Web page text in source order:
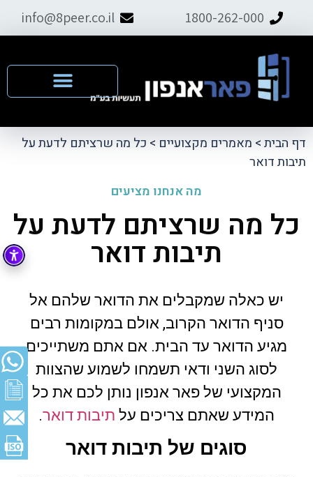
1800-262-000
info@8peer.co.il
דף הבית> מאמרים מקצועיים > כל מה שרציתם לדעת על
תיבות דואר
מה אנחנו מציעים
כל מה שרציתם לדעת על
תיבות דואר
יש כאלה שמקבלים את הדואר שלהם אל
סניף הדואר הקרוב, אולם במקומות רבים
מגיע הדואר עד הבית. אם אתם משתייכים
לסוג השני ודאי תשמחו לשמוע שהצוות
המקצועי של פאר אנפון נותן לכם את כל
המידע שאתם צריכים על תיבות דואר.
סוגים של תיבות דואר